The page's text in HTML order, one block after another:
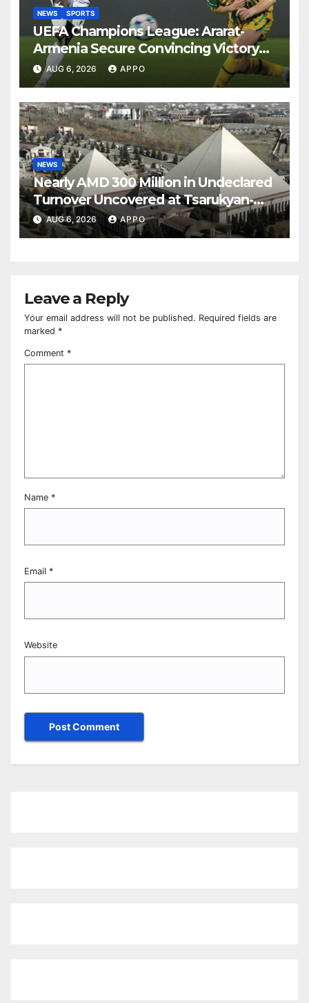
NEWS SPORTS
UEFA Champions League: Ararat-
Armenia Secure Convincing Victory
Over Shamrock Rovers 2-0
AUG 6, 2026 APPO
NEWS
Nearly AMD 300 Million in Undeclared
Turnover Uncovered at Tsarukyan-
Owned Entertainment Center
AUG 6, 2026 APPO
Leave a Reply
Your email address will not be published. Required fields are
marked *
Comment *
Name *
Email *
Website